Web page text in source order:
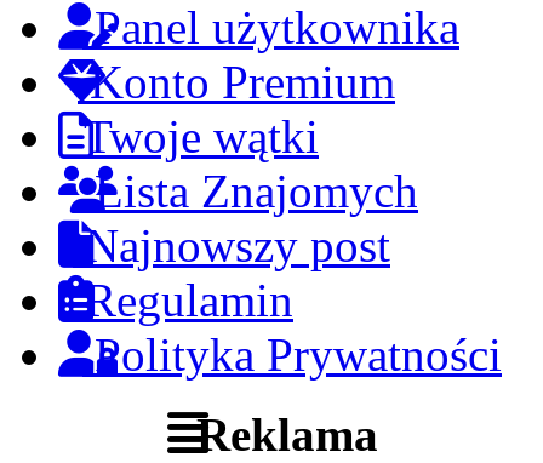
Panel użytkownika
Konto Premium
Twoje wątki
Lista Znajomych
Najnowszy post
Regulamin
Polityka Prywatności
Reklama